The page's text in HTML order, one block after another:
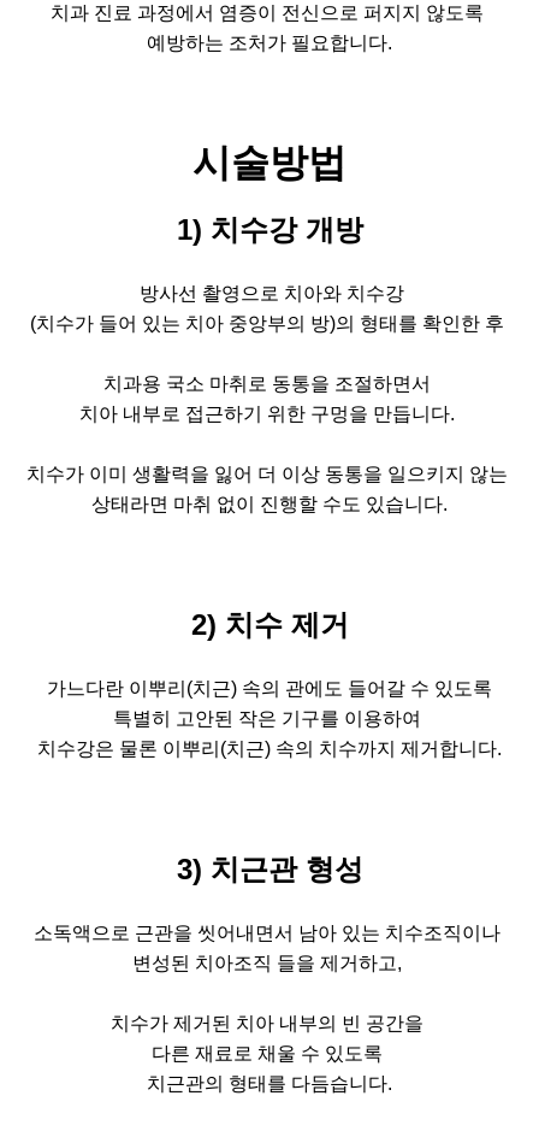
치과 진료 과정에서 염증이 전신으로 퍼지지 않도록
예방하는 조처가 필요합니다.
시술방법
1) 치수강 개방
방사선 촬영으로 치아와 치수강
(치수가 들어 있는 치아 중앙부의 방)의 형태를 확인한 후
치과용 국소 마취로 동통을 조절하면서
치아 내부로 접근하기 위한 구멍을 만듭니다.
치수가 이미 생활력을 잃어 더 이상 동통을 일으키지 않는
상태라면 마취 없이 진행할 수도 있습니다.
2) 치수 제거
가느다란 이뿌리(치근) 속의 관에도 들어갈 수 있도록
특별히 고안된 작은 기구를 이용하여
치수강은 물론 이뿌리(치근) 속의 치수까지 제거합니다.
3) 치근관 형성
소독액으로 근관을 씻어내면서 남아 있는 치수조직이나
변성된 치아조직 들을 제거하고,
치수가 제거된 치아 내부의 빈 공간을
다른 재료로 채울 수 있도록
치근관의 형태를 다듬습니다.